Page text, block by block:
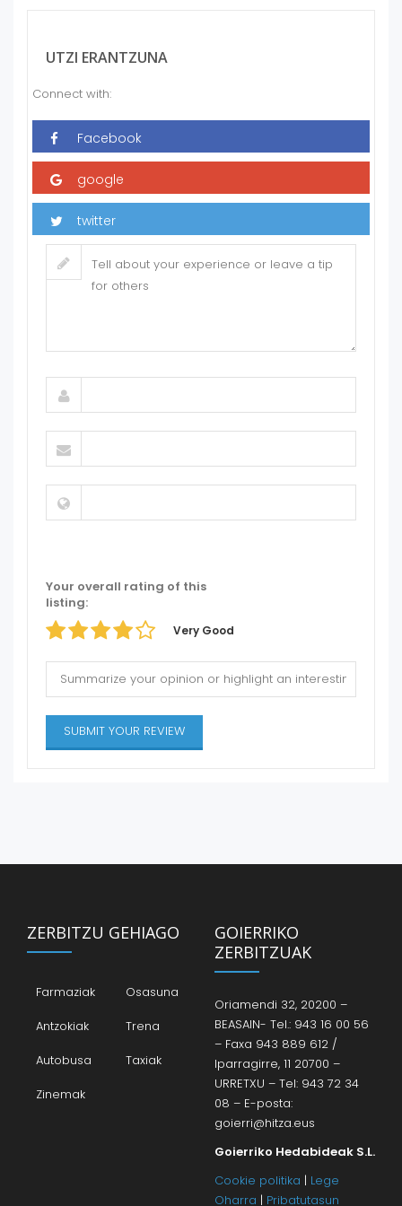
UTZI ERANTZUNA
Connect with:
Your overall rating of this
listing:
Very Good
ZERBITZU GEHIAGO
Farmaziak
Osasuna
Antzokiak
Trena
Autobusa
Taxiak
Zinemak
GOIERRIKO
ZERBITZUAK
Oriamendi 32, 20200 –
BEASAIN- Tel.: 943 16 00 56
– Faxa 943 889 612 /
Iparragirre, 11 20700 –
URRETXU – Tel: 943 72 34
08 – E-posta:
goierri@hitza.eus
Goierriko Hedabideak S.L.
Cookie politika | Lege
Oharra | Pribatutasun